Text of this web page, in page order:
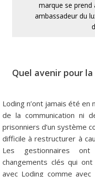
marque se prend
ambassadeur du
Quel avenir pour
Loding n’ont jamais été
de la communication ni
prisonniers d’un système
difficile à restructurer à
Les gestionnaires
changements clés qui
avec Loding comme